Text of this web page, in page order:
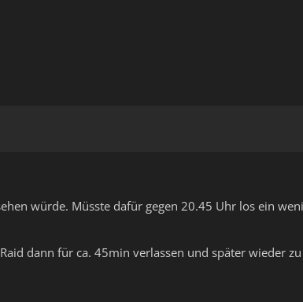
würde. Müsste dafür gegen 20.45 Uhr los ein
dann für ca. 45min verlassen und später wieder